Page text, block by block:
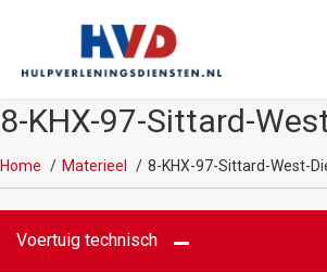
8-KHX-97-Sittard-
Home Materieel 8-KHX-97-Sittard-West-
Voertuig technisch